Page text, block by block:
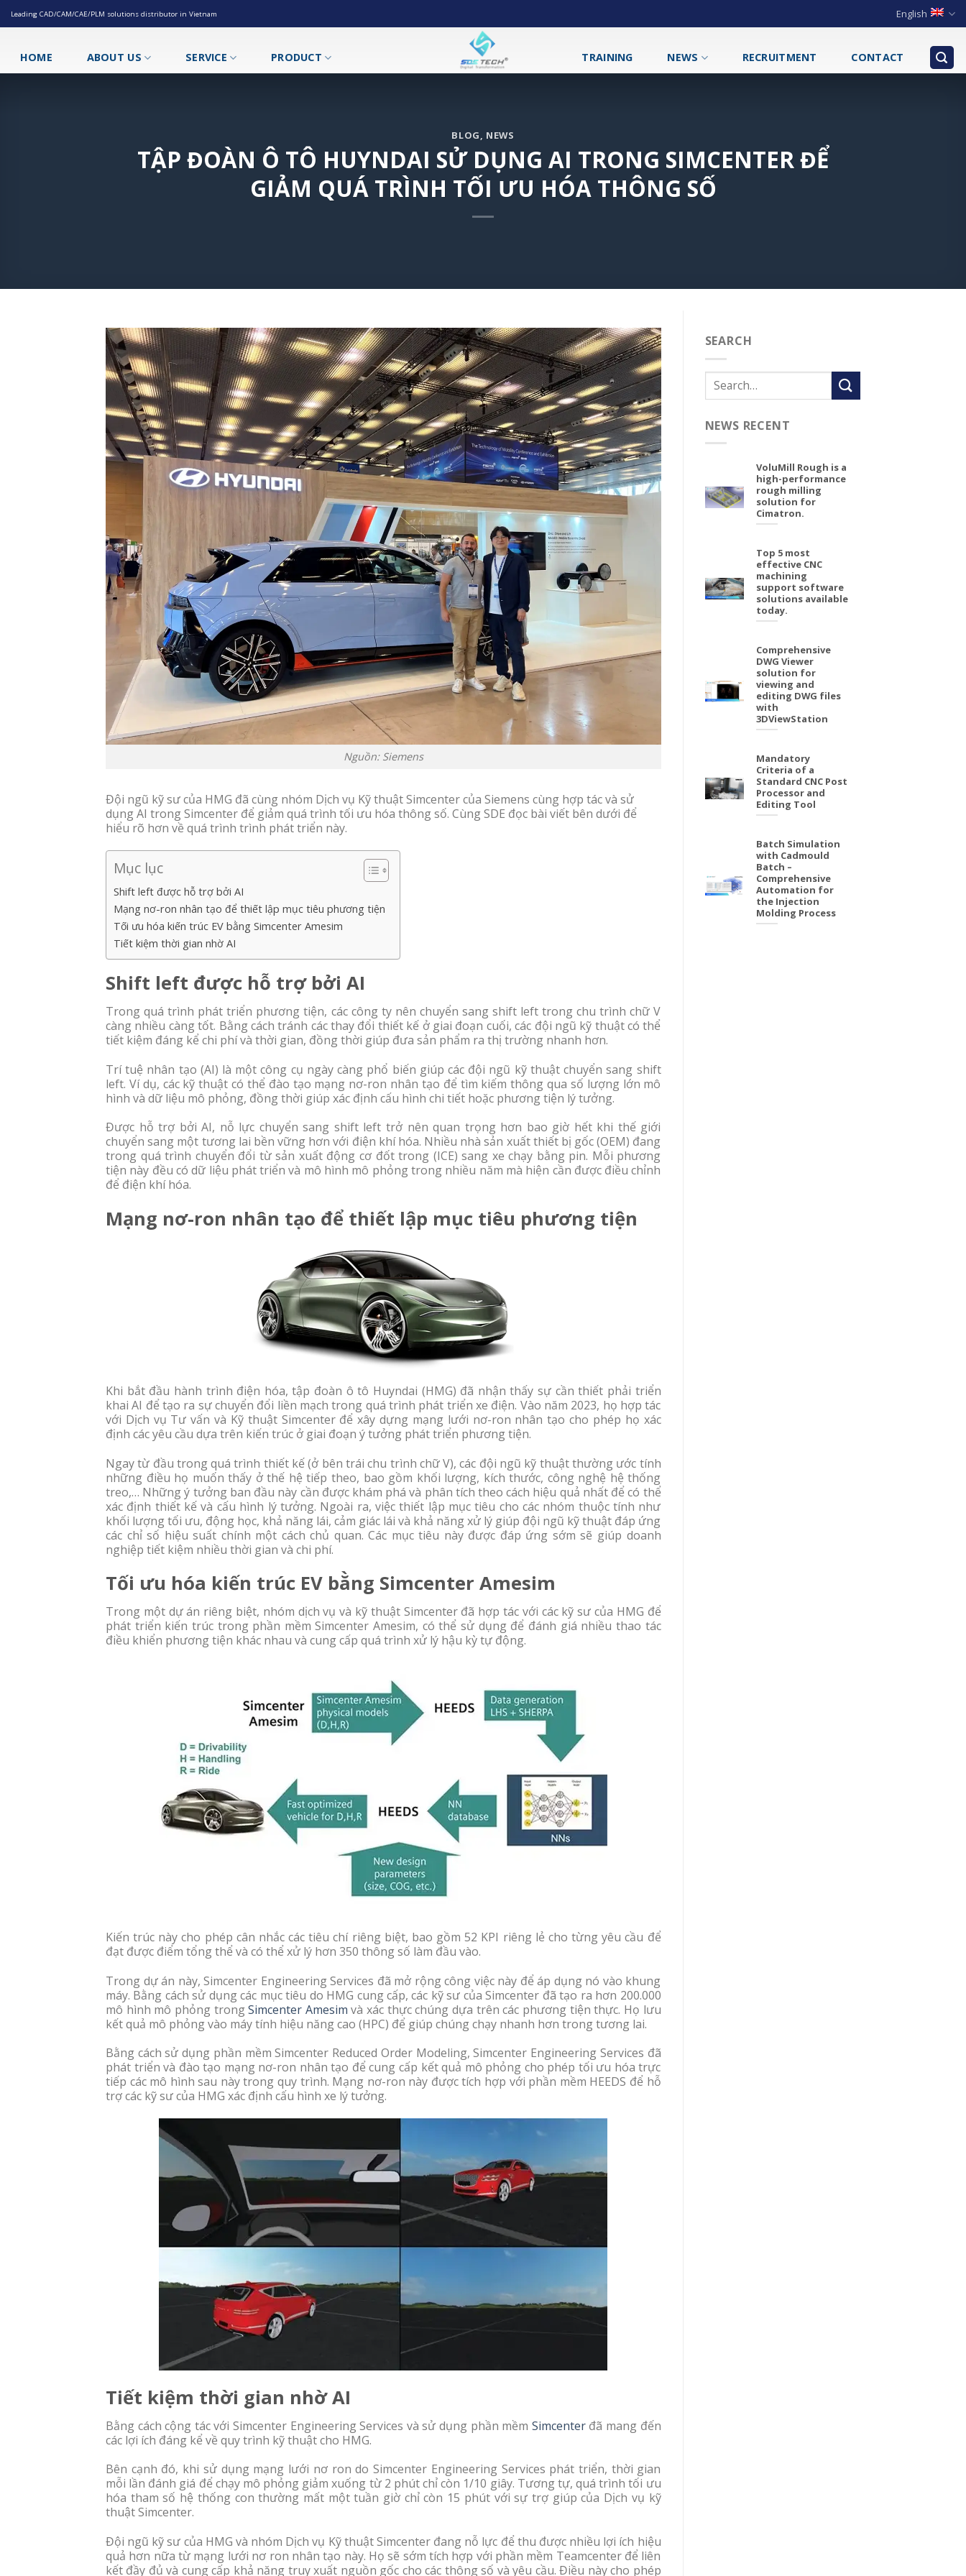
Skip
to
Leading CAD/CAM/CAE/PLM solutions distributor in Vietnam English
HOME ABOUT US SERVICE PRODUCT TRAINING NEWS RECRUITMENT CONTACT
BLOG, NEWS
TẬP ĐOÀN Ô TÔ HUYNDAI SỬ DỤNG AI TRONG SIMCENTER ĐỂ
GIẢM QUÁ TRÌNH TỐI ƯU HÓA THÔNG SỐ
Nguồn: Siemens
Đội ngũ kỹ sư của HMG đã cùng nhóm Dịch vụ Kỹ thuật Simcenter của Siemens cùng hợp tác và sử
dụng AI trong Simcenter để giảm quá trình tối ưu hóa thông số. Cùng SDE đọc bài viết bên dưới để
hiểu rõ hơn về quá trình trình phát triển này.
Mục lục
Shift left được hỗ trợ bởi AI
Mạng nơ-ron nhân tạo để thiết lập mục tiêu phương tiện
Tối ưu hóa kiến ​​trúc EV bằng Simcenter Amesim
Tiết kiệm thời gian nhờ AI
Shift left được hỗ trợ bởi AI
Trong quá trình phát triển phương tiện, các công ty nên chuyển sang shift left trong chu trình chữ V
càng nhiều càng tốt. Bằng cách tránh các thay đổi thiết kế ở giai đoạn cuối, các đội ngũ kỹ thuật có thể
tiết kiệm đáng kể chi phí và thời gian, đồng thời giúp đưa sản phẩm ra thị trường nhanh hơn.
Trí tuệ nhân tạo (AI) là một công cụ ngày càng phổ biến giúp các đội ngũ kỹ thuật chuyển sang shift
left. Ví dụ, các kỹ thuật có thể đào tạo mạng nơ-ron nhân tạo để tìm kiếm thông qua số lượng lớn mô
hình và dữ liệu mô phỏng, đồng thời giúp xác định cấu hình chi tiết hoặc phương tiện lý tưởng.
Được hỗ trợ bởi AI, nỗ lực chuyển sang shift left trở nên quan trọng hơn bao giờ hết khi thế giới
chuyển sang một tương lai bền vững hơn với điện khí hóa. Nhiều nhà sản xuất thiết bị gốc (OEM) đang
trong quá trình chuyển đổi từ sản xuất động cơ đốt trong (ICE) sang xe chạy bằng pin. Mỗi phương
tiện này đều có dữ liệu phát triển và mô hình mô phỏng trong nhiều năm mà hiện cần được điều chỉnh
để điện khí hóa.
Mạng nơ-ron nhân tạo để thiết lập mục tiêu phương tiện
Khi bắt đầu hành trình điện hóa, tập đoàn ô tô Huyndai (HMG) đã nhận thấy sự cần thiết phải triển
khai AI để tạo ra sự chuyển đổi liền mạch trong quá trình phát triển xe điện. Vào năm 2023, họ hợp tác
với Dịch vụ Tư vấn và Kỹ thuật Simcenter để xây dựng mạng lưới nơ-ron nhân tạo cho phép họ xác
định các yêu cầu dựa trên kiến trúc ở giai đoạn ý tưởng phát triển phương tiện.
Ngay từ đầu trong quá trình thiết kế (ở bên trái chu trình chữ V), các đội ngũ kỹ thuật thường ước tính
những điều họ muốn thấy ở thế hệ tiếp theo, bao gồm khối lượng, kích thước, công nghệ hệ thống
treo,… Những ý tưởng ban đầu này cần được khám phá và phân tích theo cách hiệu quả nhất để có thể
xác định thiết kế và cấu hình lý tưởng. Ngoài ra, việc thiết lập mục tiêu cho các nhóm thuộc tính như
khối lượng tối ưu, động học, khả năng lái, cảm giác lái và khả năng xử lý giúp đội ngũ kỹ thuật đáp ứng
các chỉ số hiệu suất chính một cách chủ quan. Các mục tiêu này được đáp ứng sớm sẽ giúp doanh
nghiệp tiết kiệm nhiều thời gian và chi phí.
Tối ưu hóa kiến ​​trúc EV bằng Simcenter Amesim
Trong một dự án riêng biệt, nhóm dịch vụ và kỹ thuật Simcenter đã hợp tác với các kỹ sư của HMG để
phát triển kiến trúc trong phần mềm Simcenter Amesim, có thể sử dụng để đánh giá nhiều thao tác
điều khiển phương tiện khác nhau và cung cấp quá trình xử lý hậu kỳ tự động.
Kiến trúc này cho phép cân nhắc các tiêu chí riêng biệt, bao gồm 52 KPI riêng lẻ cho từng yêu cầu để
đạt được điểm tổng thể và có thể xử lý hơn 350 thông số làm đầu vào.
Trong dự án này, Simcenter Engineering Services đã mở rộng công việc này để áp dụng nó vào khung
máy. Bằng cách sử dụng các mục tiêu do HMG cung cấp, các kỹ sư của Simcenter đã tạo ra hơn 200.000
mô hình mô phỏng trongSimcenter Amesim và xác thực chúng dựa trên các phương tiện thực. Họ lưu
kết quả mô phỏng vào máy tính hiệu năng cao (HPC) để giúp chúng chạy nhanh hơn trong tương lai.
Bằng cách sử dụng phần mềm Simcenter Reduced Order Modeling, Simcenter Engineering Services đã
phát triển và đào tạo mạng nơ-ron nhân tạo để cung cấp kết quả mô phỏng cho phép tối ưu hóa trực
tiếp các mô hình sau này trong quy trình. Mạng nơ-ron này được tích hợp với phần mềm HEEDS để hỗ
trợ các kỹ sư của HMG xác định cấu hình xe lý tưởng.
Tiết kiệm thời gian nhờ AI
Bằng cách cộng tác với Simcenter Engineering Services và sử dụng phần mềm Simcenterđã mang đến
các lợi ích đáng kể về quy trình kỹ thuật cho HMG.
Bên cạnh đó, khi sử dụng mạng lưới nơ ron do Simcenter Engineering Services phát triển, thời gian
mỗi lần đánh giá để chạy mô phỏng giảm xuống từ 2 phút chỉ còn 1/10 giây. Tương tự, quá trình tối ưu
hóa tham số hệ thống con thường mất một tuần giờ chỉ còn 15 phút với sự trợ giúp của Dịch vụ kỹ
thuật Simcenter.
Đội ngũ kỹ sư của HMG và nhóm Dịch vụ Kỹ thuật Simcenter đang nỗ lực để thu được nhiều lợi ích hiệu
quả hơn nữa từ mạng lưới nơ ron nhân tạo này. Họ sẽ sớm tích hợp với phần mềm Teamcenter để liên
kết đầy đủ và cung cấp khả năng truy xuất nguồn gốc cho các thông số và yêu cầu. Điều này cho phép
SEARCH
NEWS RECENT
VoluMill Rough is a
high-performance
rough milling
solution for
Cimatron.
Top 5 most
effective CNC
machining
support software
solutions available
today.
Comprehensive
DWG Viewer
solution for
viewing and
editing DWG files
with
3DViewStation
Mandatory
Criteria of a
Standard CNC Post
Processor and
Editing Tool
Batch Simulation
with Cadmould
Batch –
Comprehensive
Automation for
the Injection
Molding Process